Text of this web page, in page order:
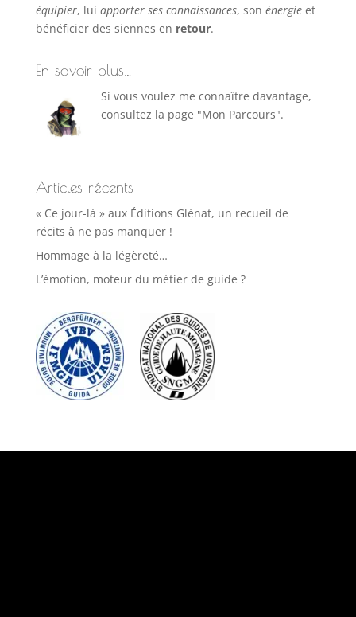
équipier, lui apporter ses connaissances, son énergieet
bénéficier des siennes en retour.
En savoir plus…
Si vous voulez me connaître davantage,
consultez la page "Mon Parcours".
Articles récents
« Ce jour-là » aux Éditions Glénat, un recueil de
récits à ne pas manquer !
Hommage à la légèreté…
L’émotion, moteur du métier de guide ?